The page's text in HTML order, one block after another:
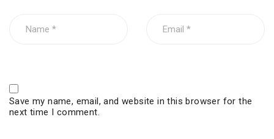
Save my name, email, and website in this browser for the
next time I comment.